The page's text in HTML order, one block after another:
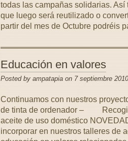
todas las campañas solidarias.
que luego será reutilizado o
partir del mes de Octubre podréis
Educación en valores
Posted by ampatapia on 7 septiembre
Continuamos con nuestros
de tinta de ordenador –
aceite de uso doméstico
incorporar en nuestros talleres de